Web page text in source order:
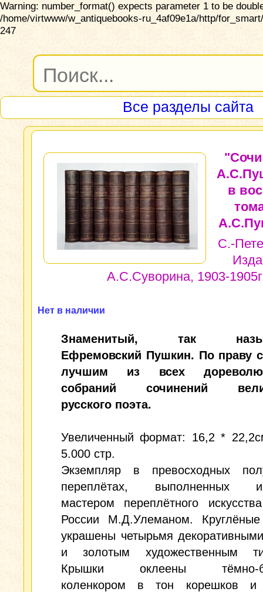
Warning: number_format() expects parameter 1 to be
/home/virtwww/w_antiquebooks-ru_4af09e1a/http/
247
Все разделы сайта
в
С.-
А.С.Суворина, 1903-
Нет в наличии
Знаменитый, так
Ефремовский Пушкин. По праву
лучшим из всех
собраний сочинений
русского поэта.
Увеличенный формат: 16,2 *
5.000 стр.
Экземпляр в превосходных
переплётах, выполненных
мастером переплётного
России М.Д.Улеманом.
украшены четырьмя
и золотым художественным
Крышки оклеены тёмно-
коленкором в тон корешков и